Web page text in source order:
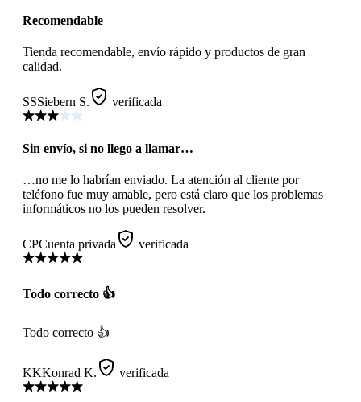
Recomendable
Tienda recomendable, envío rápido y productos de gran
calidad.
SSSiebern S. verificada
Sin envío, si no llego a llamar…
…no me lo habrían enviado. La atención al cliente por
teléfono fue muy amable, pero está claro que los problemas
informáticos no los pueden resolver.
CPCuenta privada verificada
Todo correcto 👍
Todo correcto 👍
KKKonrad K. verificada